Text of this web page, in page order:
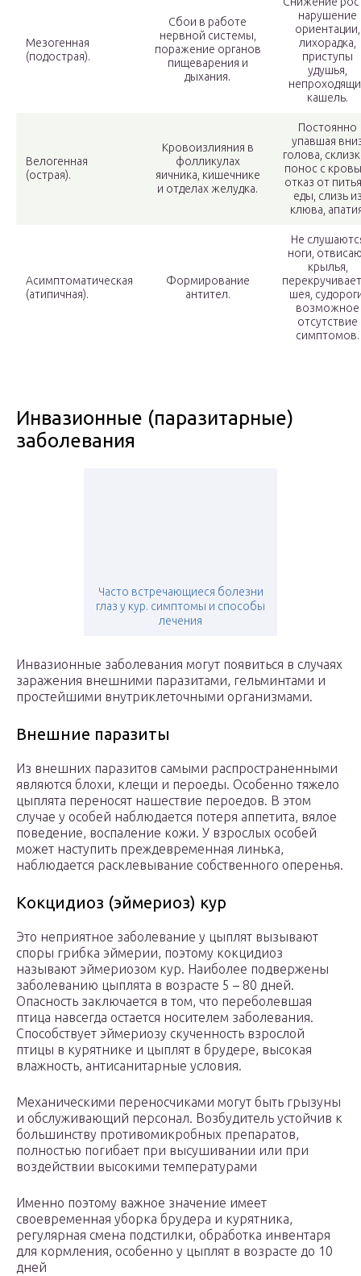
Мезогенная
(подострая).
Сбои в работе
нервной системы,
поражение органов
пищеварения и
дыхания.
нарушение
ориентации,
лихорадка,
приступы
удушья,
кашель.
Велогенная
(острая).
Кровоизлияния в
фолликулах
яичника, кишечнике
и отделах желудка.
Постоянно
упавшая
голова,
понос с
отказ от
еды, слизь
клюва,
Асимптоматическая
(атипичная).
Формирование
антител.
Не
ноги,
крылья,
шея,
возможное
отсутствие
симптомов.
Инвазионные (паразитарные)
заболевания
Часто встречающиеся болезни
глаз у кур. симптомы и способы
лечения
Инвазионные заболевания могут появиться в случаях
заражения внешними паразитами, гельминтами и
простейшими внутриклеточными организмами.
Внешние паразиты
Из внешних паразитов самыми распространенными
являются блохи, клещи и пероеды. Особенно тяжело
цыплята переносят нашествие пероедов. В этом
случае у особей наблюдается потеря аппетита, вялое
поведение, воспаление кожи. У взрослых особей
может наступить преждевременная линька,
наблюдается расклевывание собственного оперенья.
Кокцидиоз (эймериоз) кур
Это неприятное заболевание у цыплят вызывают
споры грибка эймерии, поэтому кокцидиоз
называют эймериозом кур. Наиболее подвержены
заболеванию цыплята в возрасте 5 – 80 дней.
Опасность заключается в том, что переболевшая
птица навсегда остается носителем заболевания.
Способствует эймериозу скученность взрослой
птицы в курятнике и цыплят в брудере, высокая
влажность, антисанитарные условия.
Механическими переносчиками могут быть грызуны
и обслуживающий персонал. Возбудитель устойчив к
большинству противомикробных препаратов,
полностью погибает при высушивании или при
воздействии высокими температурами
Именно поэтому важное значение имеет
своевременная уборка брудера и курятника,
регулярная смена подстилки, обработка инвентаря
для кормления, особенно у цыплят в возрасте до 10
дней